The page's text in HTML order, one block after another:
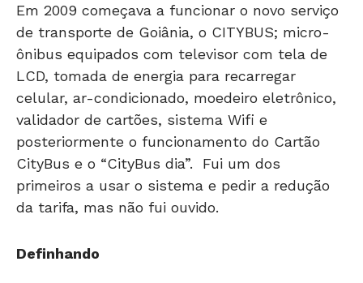
Em 2009 começava a funcionar o novo serviço
de transporte de Goiânia, o CITYBUS; micro-
ônibus equipados com televisor com tela de
LCD, tomada de energia para recarregar
celular, ar-condicionado, moedeiro eletrônico,
validador de cartões, sistema Wifi e
posteriormente o funcionamento do Cartão
CityBus e o “CityBus dia”. Fui um dos
primeiros a usar o sistema e pedir a redução
da tarifa, mas não fui ouvido.
Definhando